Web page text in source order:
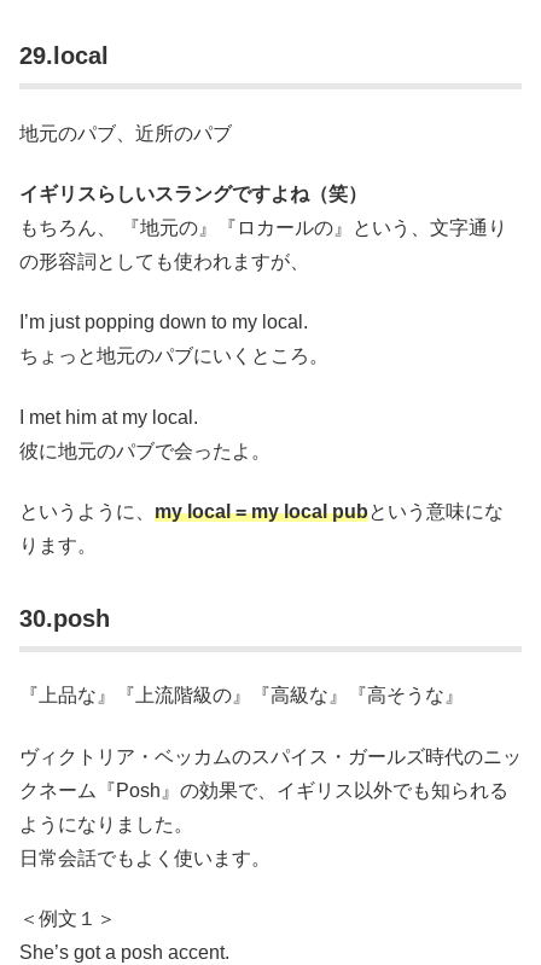
29.local
地元のパブ、近所のパブ
イギリスらしいスラングですよね（笑）
もちろん、 『地元の』『ロカールの』という、文字通り
の形容詞としても使われますが、
I’m just popping down to my local.
ちょっと地元のパブにいくところ。
I met him at my local.
彼に地元のパブで会ったよ。
というように、 my local = my local pubという意味にな
ります。
30.posh
『上品な』『上流階級の』『高級な』『高そうな』
ヴィクトリア・ベッカムのスパイス・ガールズ時代のニッ
クネーム『Posh』の効果で、イギリス以外でも知られる
ようになりました。
日常会話でもよく使います。
＜例文１＞
She’s got a posh accent.